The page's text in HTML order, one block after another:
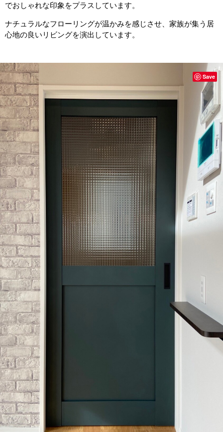
でおしゃれな印象をプラスしています。
ナチュラルなフローリングが温かみを感じさせ、家族が集う居
心地の良いリビングを演出しています。
Save